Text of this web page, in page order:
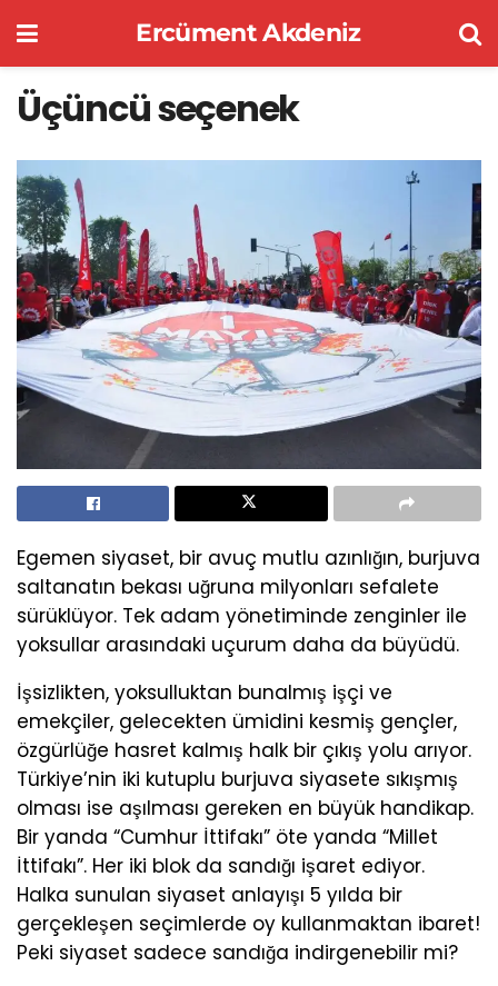
Ercüment Akdeniz
Üçüncü seçenek
Egemen siyaset, bir avuç mutlu azınlığın, burjuva
saltanatın bekası uğruna milyonları sefalete
sürüklüyor. Tek adam yönetiminde zenginler ile
yoksullar arasındaki uçurum daha da büyüdü.
İşsizlikten, yoksulluktan bunalmış işçi ve
emekçiler, gelecekten ümidini kesmiş gençler,
özgürlüğe hasret kalmış halk bir çıkış yolu arıyor.
Türkiye’nin iki kutuplu burjuva siyasete sıkışmış
olması ise aşılması gereken en büyük handikap.
Bir yanda “Cumhur İttifakı” öte yanda “Millet
İttifakı”. Her iki blok da sandığı işaret ediyor.
Halka sunulan siyaset anlayışı 5 yılda bir
gerçekleşen seçimlerde oy kullanmaktan ibaret!
Peki siyaset sadece sandığa indirgenebilir mi?